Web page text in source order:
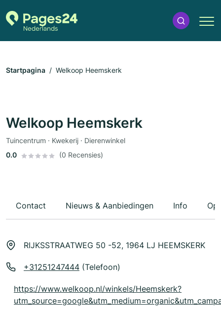
Startpagina Welkoop Heemskerk
Welkoop Heemskerk
Tuincentrum · Kwekerij · Dierenwinkel
0.0
(0 Recensies)
Contact Nieuws & Aanbiedingen Info
RIJKSSTRAATWEG 50 -52, 1964 LJ HEEMSKERK
+31251247444 (Telefoon)
https://www.welkoop.nl/winkels/Heemskerk?